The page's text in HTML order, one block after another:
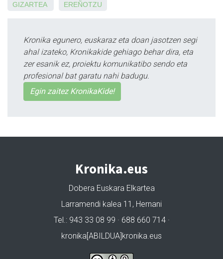
GIZARTEA EREÑOTZU
Kronika egunero, euskaraz eta doan jasotzen segi
ahal izateko, Kronikakide gehiago behar dira, eta
zer esanik ez, proiektu komunikatibo sendo eta
profesional bat garatu nahi badugu.
Egin zaitez KronikaKide!
Kronika.eus
Dobera Euskara Elkartea
Larramendi kalea 11, Hernani
Tel.: 943 33 08 99 · 688 660 714 ·
kronika[ABILDUA]kronika.eus